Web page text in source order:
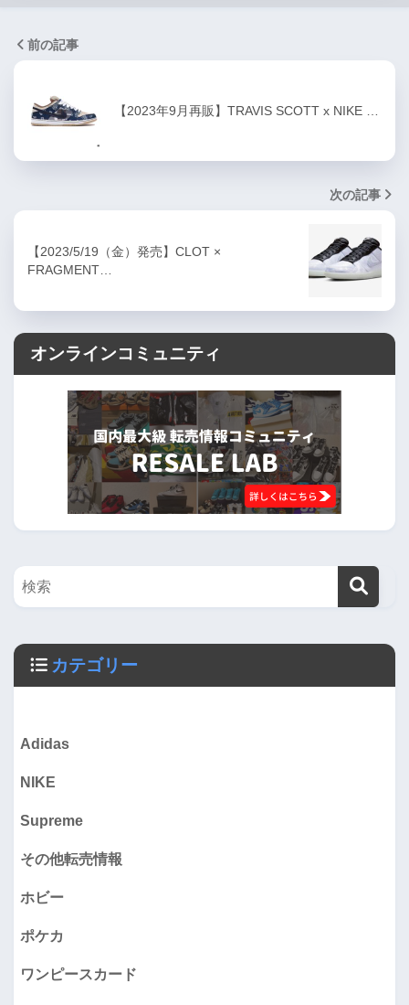
前の記事
【2023年9月再販】TRAVIS SCOTT x NIKE …
次の記事
【2023/5/19（金）発売】CLOT ×
FRAGMENT…
オンラインコミュニティ
カテゴリー
Adidas
NIKE
Supreme
その他転売情報
ホビー
ポケカ
ワンピースカード